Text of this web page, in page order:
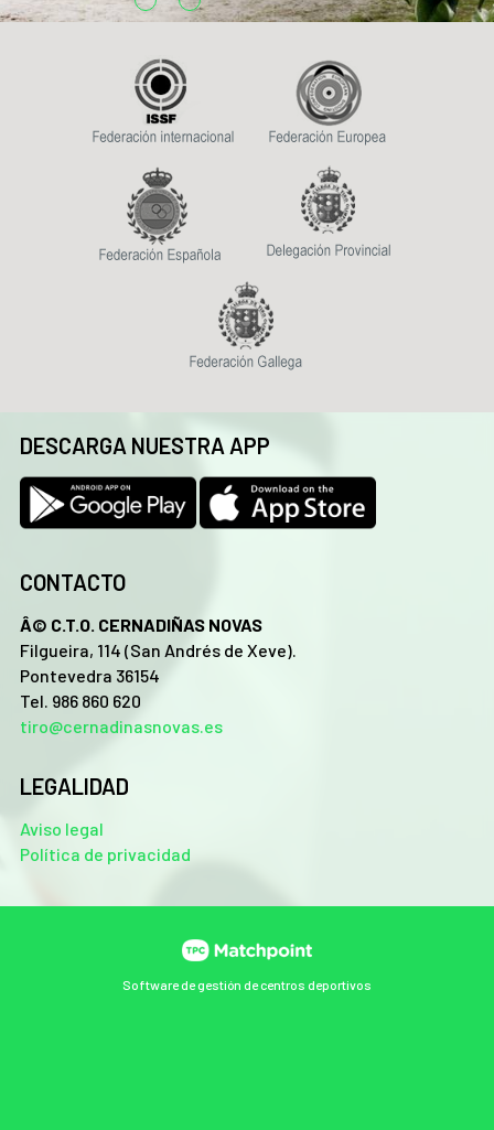
DESCARGA NUESTRA APP
CONTACTO
Â© C.T.O. CERNADIÑAS NOVAS
Filgueira, 114 (San Andrés de Xeve).
Pontevedra 36154
Tel. 986 860 620
tiro@cernadinasnovas.es
LEGALIDAD
Aviso legal
Política de privacidad
Software de gestión de centros deportivos